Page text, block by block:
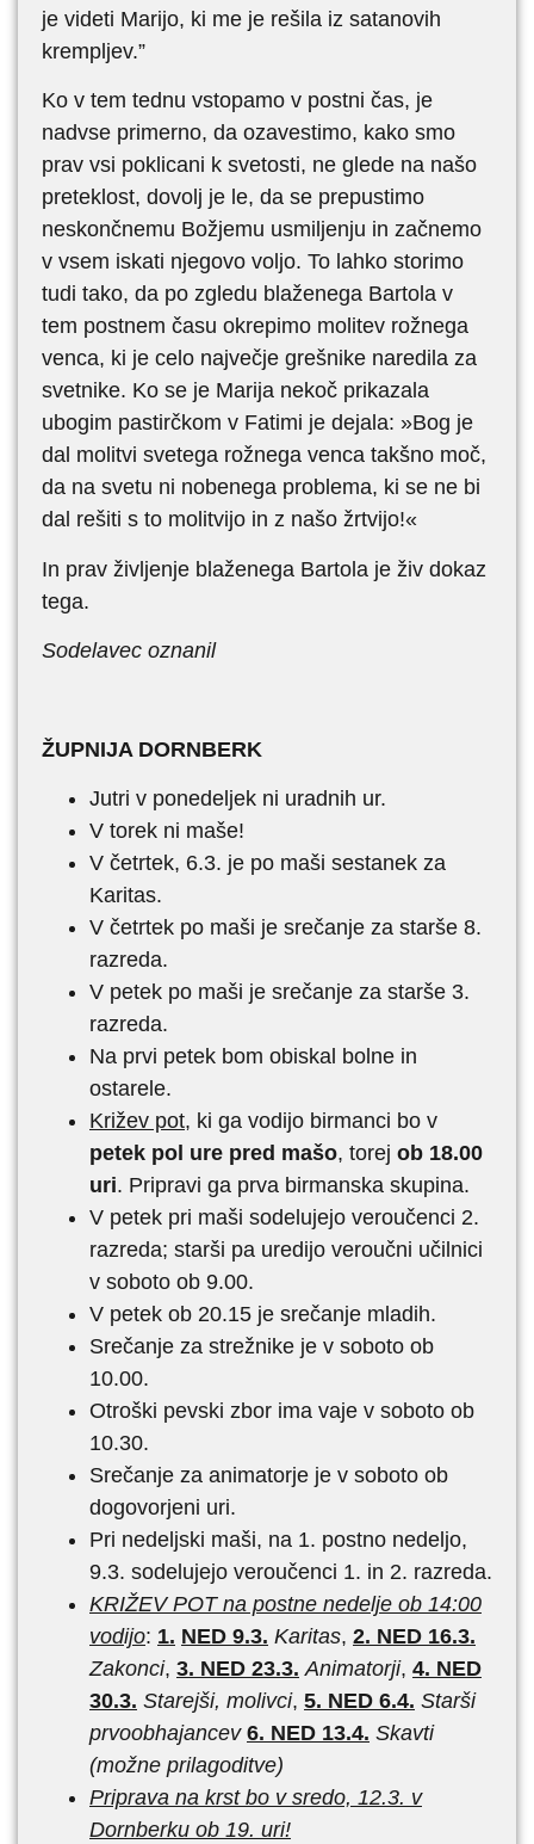
je videti Marijo, ki me je rešila iz satanovih
krempljev.”
Ko v tem tednu vstopamo v postni čas, je
nadvse primerno, da ozavestimo, kako smo
prav vsi poklicani k svetosti, ne glede na našo
preteklost, dovolj je le, da se prepustimo
neskončnemu Božjemu usmiljenju in začnemo
v vsem iskati njegovo voljo. To lahko storimo
tudi tako, da po zgledu blaženega Bartola v
tem postnem času okrepimo molitev rožnega
venca, ki je celo največje grešnike naredila za
svetnike. Ko se je Marija nekoč prikazala
ubogim pastirčkom v Fatimi je dejala: »Bog je
dal molitvi svetega rožnega venca takšno moč,
da na svetu ni nobenega problema, ki se ne bi
dal rešiti s to molitvijo in z našo žrtvijo!«
In prav življenje blaženega Bartola je živ dokaz
tega.
Sodelavec oznanil
ŽUPNIJA DORNBERK
Jutri v ponedeljek ni uradnih ur.
V torek ni maše!
V četrtek, 6.3. je po maši sestanek za
Karitas.
V četrtek po maši je srečanje za starše 8.
razreda.
V petek po maši je srečanje za starše 3.
razreda.
Na prvi petek bom obiskal bolne in
ostarele.
Križev pot, ki ga vodijo birmanci bo v
petek pol ure pred mašo, torej ob 18.00
uri. Pripravi ga prva birmanska skupina.
V petek pri maši sodelujejo veroučenci 2.
razreda; starši pa uredijo veroučni učilnici
v soboto ob 9.00.
V petek ob 20.15 je srečanje mladih.
Srečanje za strežnike je v soboto ob
10.00.
Otroški pevski zbor ima vaje v soboto ob
10.30.
Srečanje za animatorje je v soboto ob
dogovorjeni uri.
Pri nedeljski maši, na 1. postno nedeljo,
9.3. sodelujejo veroučenci 1. in 2. razreda.
KRIŽEV POT na postne nedelje ob 14:00
vodijo: 1. NED 9.3. Karitas, 2. NED 16.3.
Zakonci, 3. NED 23.3. Animatorji, 4. NED
30.3. Starejši, molivci, 5. NED 6.4. Starši
prvoobhajancev 6. NED 13.4. Skavti
(možne prilagoditve)
Priprava na krst bo v sredo, 12.3. v
Dornberku ob 19. uri!